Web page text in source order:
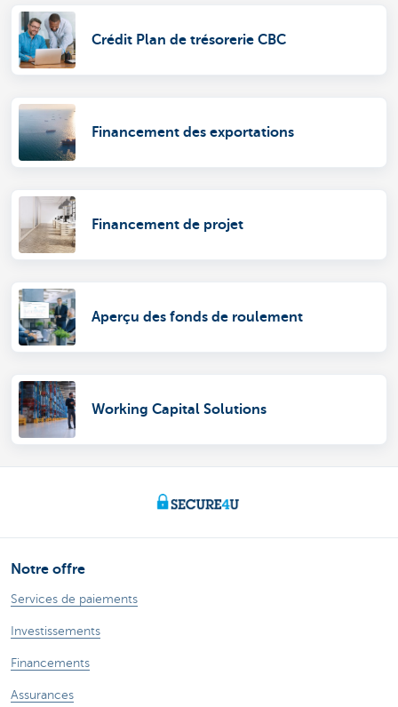
Crédit Plan de trésorerie CBC
Financement des exportations
Financement de projet
Aperçu des fonds de roulement
Working Capital Solutions
Notre offre
Services de paiements
Investissements
Financements
Assurances